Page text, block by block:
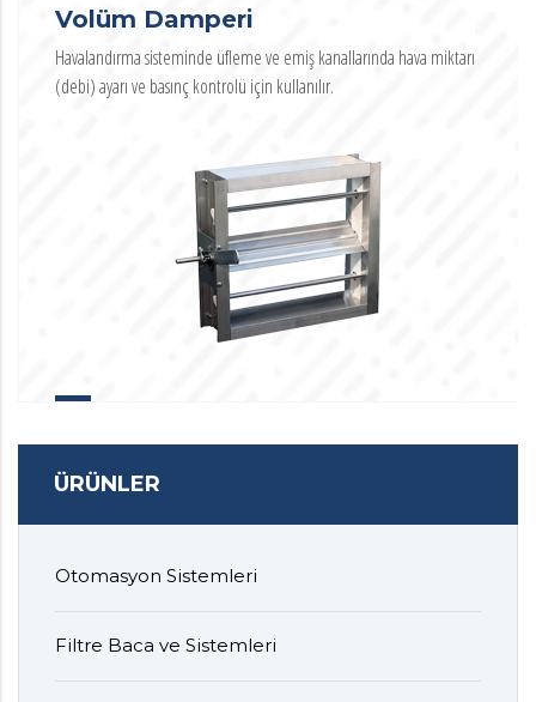
Volüm Damperi
Havalandırma sisteminde üfleme ve emiş kanallarında hava miktarı
(debi) ayarı ve basınç kontrolü için kullanılır.
ÜRÜNLER
Otomasyon Sistemleri
Filtre Baca ve Sistemleri